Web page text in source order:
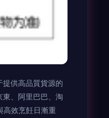
供高品質貨源的
、阿里巴巴、淘
高效烹飪日漸重